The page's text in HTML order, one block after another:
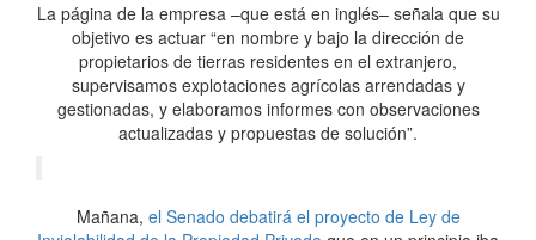
La página de la empresa –que está en inglés– señala que su
objetivo es actuar “en nombre y bajo la dirección de
propietarios de tierras residentes en el extranjero,
supervisamos explotaciones agrícolas arrendadas y
gestionadas, y elaboramos informes con observaciones
actualizadas y propuestas de solución”.
Mañana, el Senado debatirá el proyecto de Ley de